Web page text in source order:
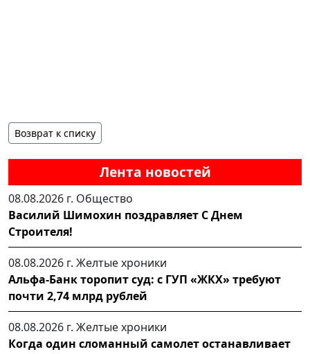
Лента новостей
08.08.2026 г. Общество
Василий Шимохин поздравляет С Днем
Строителя!
08.08.2026 г. Желтые хроники
Альфа-Банк торопит суд: с ГУП «ЖКХ» требуют
почти 2,74 млрд рублей
08.08.2026 г. Желтые хроники
Когда один сломанный самолет останавливает
Возврат к списку